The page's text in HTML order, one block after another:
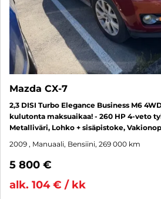
Mazda CX-7
2,3 DISI Turbo Elegance Business M6
kulutonta maksuaikaa! - 260 HP 4-veto
Metalliväri, Lohko + sisäpistoke,
2009 , Manuaali, Bensiini, 269 000 km
5 800 €
alk. 104 € / kk